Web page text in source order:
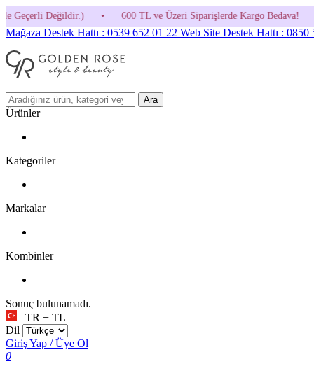
• 600 TL ve Üzeri Siparişlerde Kargo Bedava! •
Mağaza Destek Hattı : 0539 652 01 22 Web Site Destek Hattı : 0850
Ara
Ürünler
Kategoriler
Markalar
Kombinler
Sonuç bulunamadı.
TR − TL
Dil
Giriş Yap / Üye Ol
0